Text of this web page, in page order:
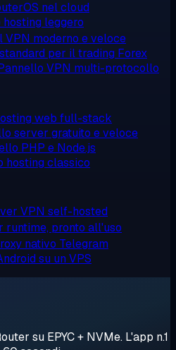
nel cloud
hosting leggero
VPN moderno e veloce
per il trading Forex
VPN multi-protocollo
web full-stack
server gratuito e veloce
PHP e Node.js
hosting classico
VPN self-hosted
runtime, pronto all'uso
nativo Telegram
su un VPS
su EPYC + NVMe. L'app n.1